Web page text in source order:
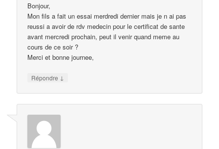
Bonjour,
Mon fils a fait un essai merdredi dernier mais je n ai pas
reussi a avoir de rdv medecin pour le certificat de sante
avant mercredi prochain, peut il venir quand meme au
cours de ce soir ?
Merci et bonne journee,
Répondre ↓